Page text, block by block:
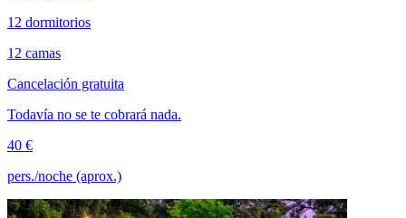
12 dormitorios
12 camas
Cancelación gratuita
Todavía no se te cobrará nada.
40 €
pers./noche (aprox.)